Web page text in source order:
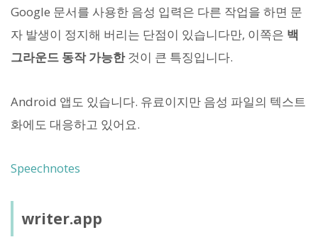
Google 문서를 사용한 음성 입력은 다른 작업을 하면 문
자 발생이 정지해 버리는 단점이 있습니다만, 이쪽은 백
그라운드 동작 가능한것이 큰 특징입니다.
Android 앱도 있습니다. 유료이지만 음성 파일의 텍스트
화에도 대응하고 있어요.
Speechnotes
writer.app